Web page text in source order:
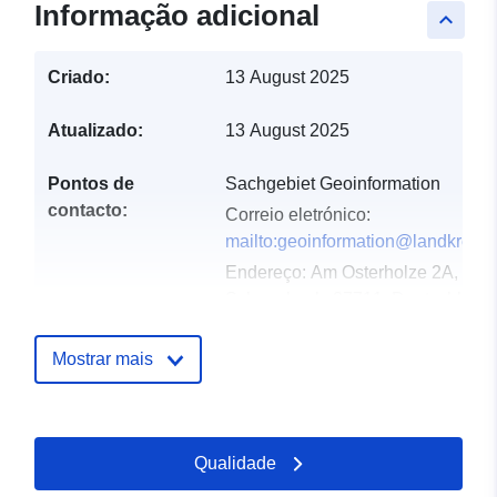
keyboard_arrow_up
Informação adicional
Criado: 13 August 2025
Atualizado: 13 August 2025
Pontos de
contacto:
Sachgebiet Geoinformation
Correio eletrónico:
mailto:geoinformation@landkreis-
Endereço: Am Osterholze 2A,
Registo do
Acrescentado à data.europa.eu:
21 February 2026
Mostrar mais
Qualidade